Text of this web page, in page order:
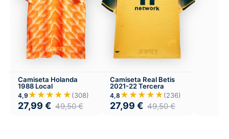
Camiseta Holanda
1988 Local
4,9 ★★★★★(308)
27,99 € 49,50€
Camiseta Real Betis
2021-22 Tercera
4,8 ★★★★★(236)
27,99 € 49,50€